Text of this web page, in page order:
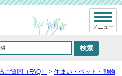
メニュー
ご質問（FAQ） > 住まい・ペット・動物